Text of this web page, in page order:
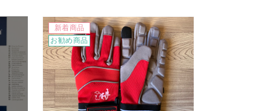
新着商品
お勧め商品